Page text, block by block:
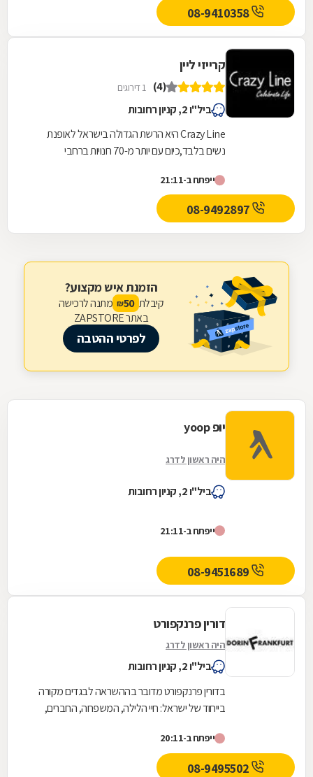
08-9410358
קרייזי ליין
(4) 1 דירוגים
ביל"ו 2, קניון רחובות
Crazy Line היא הרשת הגדולה בישראל לאופנת
נשים בלבד,כיום עם יותר מ-70 חנויות ברחבי
הנאמן שלה בגדים...
ייפתח ב-21:11
08-9492897
הזמנת איש מקצוע?
קיבלת 50
₪ מתנה לרכישה
באתר ZAPSTORE
לפרטי ההטבה
יופ yoop
היה ראשון לדרג
ביל"ו 2, קניון רחובות
ייפתח ב-21:11
08-9451689
דורין פרנקפורט
היה ראשון לדרג
ביל"ו 2, קניון רחובות
בדורין פרנקפורט מדובר בההשראה לבגדים מקורה
בייחוד של ישראל: חיי הלילה, המשפחה, החברים,
במעצבת היחידה...
ייפתח ב-20:11
08-9495502